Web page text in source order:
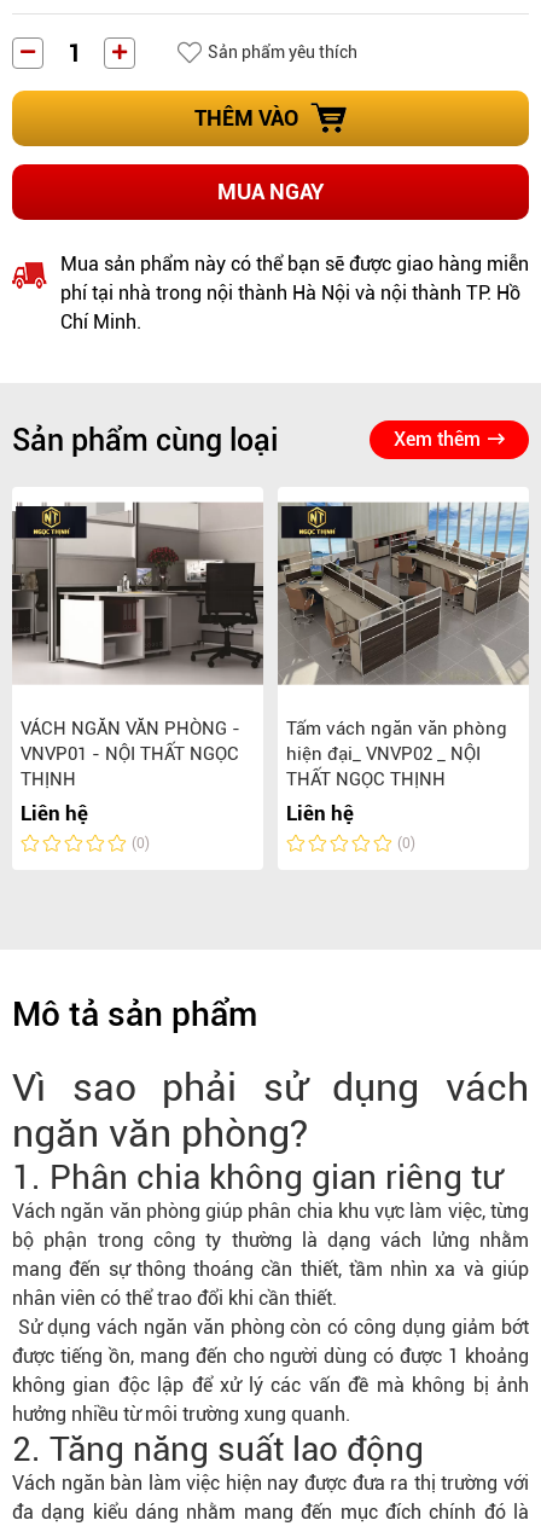
Sản phẩm yêu thích
THÊM VÀO
MUA NGAY
Mua sản phẩm này có thể bạn sẽ được giao hàng miễn
phí tại nhà trong nội thành Hà Nội và nội thành TP. Hồ
Chí Minh.
Sản phẩm cùng loại Xem thêm
VÁCH NGĂN VĂN PHÒNG -
VNVP01 - NỘI THẤT NGỌC
THỊNH
Liên hệ
(0)
Tấm vách ngăn văn phòng
hiện đại_ VNVP02 _ NỘI
THẤT NGỌC THỊNH
Liên hệ
(0)
Mô tả sản phẩm
Vì sao phải sử dụng vách
ngăn văn phòng?
1. Phân chia không gian riêng tư
Vách ngăn văn phòng giúp phân chia khu vực làm việc, từng
bộ phận trong công ty thường là dạng vách lửng nhằm
mang đến sự thông thoáng cần thiết, tầm nhìn xa và giúp
nhân viên có thể trao đổi khi cần thiết.
Sử dụng vách ngăn văn phòng còn có công dụng giảm bớt
được tiếng ồn, mang đến cho người dùng có được 1 khoảng
không gian độc lập để xử lý các vấn đề mà không bị ảnh
hưởng nhiều từ môi trường xung quanh.
2. Tăng năng suất lao động
Vách ngăn bàn làm việc hiện nay được đưa ra thị trường với
đa dạng kiểu dáng nhằm mang đến mục đích chính đó là